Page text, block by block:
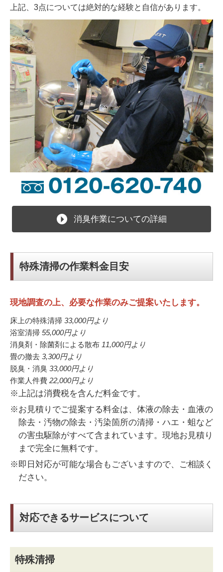
上記、3点については絶対的な経験と自信があります。
消臭作業についての詳細
特殊清掃の作業料金目安
現地調査の上、必要な作業のみご提案いたします。
床上の特殊清掃 33,000円より
浴室清掃 55,000円より
消臭剤・除菌剤による散布 11,000円より
畳の撤去 3,300円より
脱臭・消臭 33,000円より
作業人件費 22,000円より
※上記は消費税を含んだ料金です。
※お見積りでご提案する料金は、体液の除去・血液の
除去・汚物の除去・汚染箇所の清掃・ハエ・蛆など
の害虫駆除がすべて含まれています。現地お見積り
まで完全に無料です。
※即日対応が可能な場合もございますので、ご相談く
ださい。
対応できるサービスについて
特殊清掃